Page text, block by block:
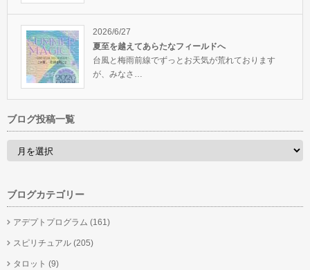
2026/6/27
夏至を越えてあらたなフィールドへ
台風と梅雨前線でずっとお天気が荒れております
が、みなさ…
ブログ投稿一覧
ブログカテゴリー
アデプトプログラム (161)
スピリチュアル (205)
タロット (9)